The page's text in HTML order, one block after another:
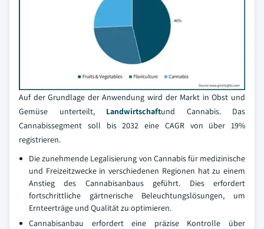
Auf der Grundlage der Anwendung wird der Markt in Obst und
Gemüse unterteilt, Landwirtschaftund Cannabis. Das
Cannabissegment soll bis 2032 eine CAGR von über 19%
registrieren.
Die zunehmende Legalisierung von Cannabis für medizinische
und Freizeitzwecke in verschiedenen Regionen hat zu einem
Anstieg des Cannabisanbaus geführt. Dies erfordert
fortschrittliche gärtnerische Beleuchtungslösungen, um
Ernteerträge und Qualität zu optimieren.
Cannabisanbau erfordert eine präzise Kontrolle über